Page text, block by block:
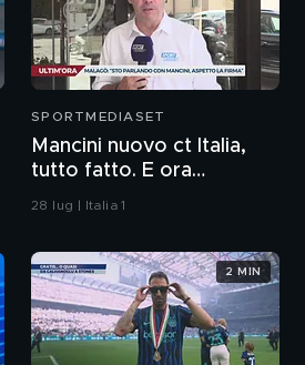
SPORTMEDIASET
Mancini nuovo ct Italia,
tutto fatto. E ora
direttore tecnico e team
28 lug | Italia 1
2 MIN